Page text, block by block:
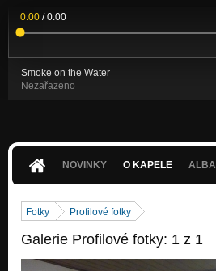
0:00 /0:00
Smoke on the Water
Nezařazeno
NOVINKY O KAPELE ALBA
Fotky Profilové fotky
Galerie Profilové fotky: 1 z 1